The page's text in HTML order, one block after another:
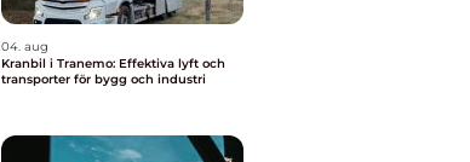
04. aug
Kranbil i Tranemo: Effektiva lyft och
transporter för bygg och industri